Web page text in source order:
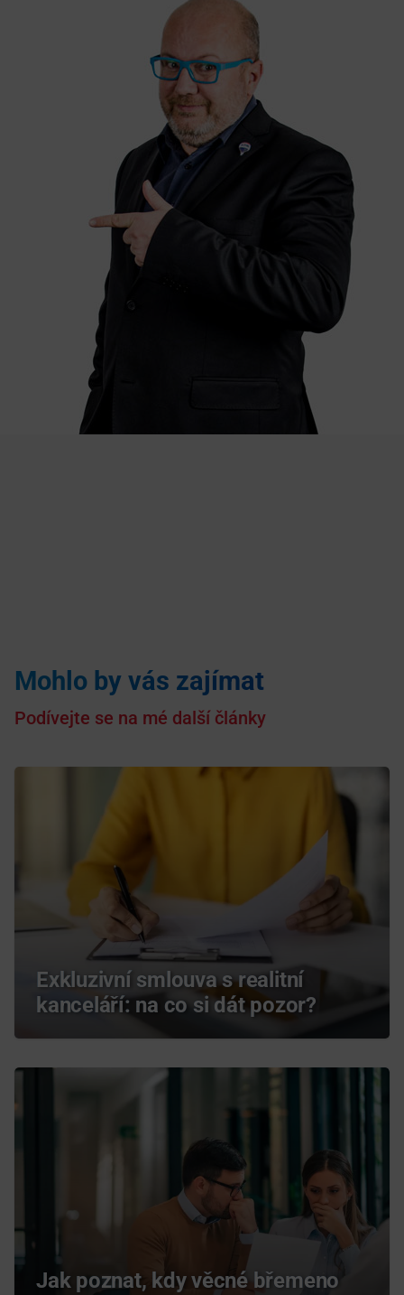
Mohlo by vás zajímat
Podívejte se na mé další články
Exkluzivní smlouva s realitní
kanceláří: na co si dát pozor?
Jak poznat, kdy věcné břemeno